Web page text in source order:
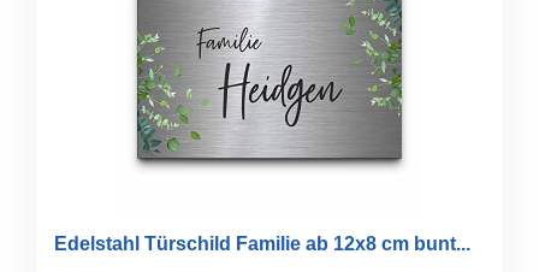
Edelstahl Türschild Familie ab 12x8 cm bunt...